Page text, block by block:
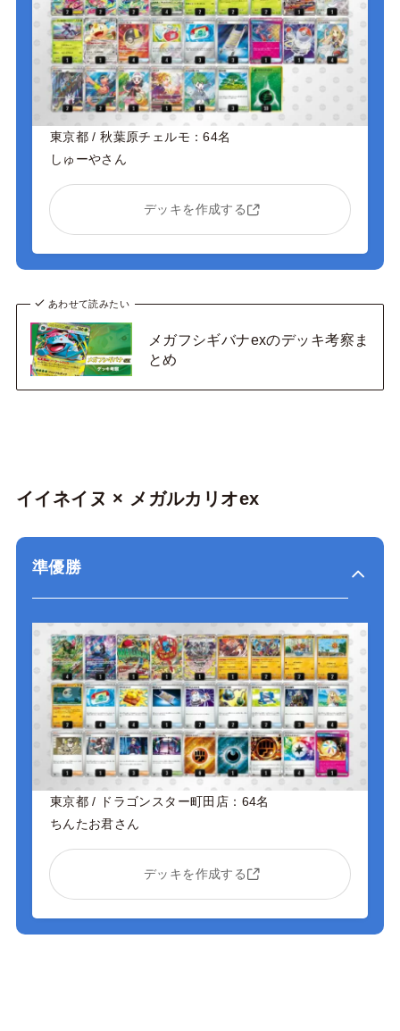
東京都 / 秋葉原チェルモ：64名
しゅーやさん
デッキを作成する
あわせて読みたい
メガフシギバナexのデッキ考察ま
とめ
イイネイヌ × メガルカリオex
準優勝
東京都 / ドラゴンスター町田店：64名
ちんたお君さん
デッキを作成する